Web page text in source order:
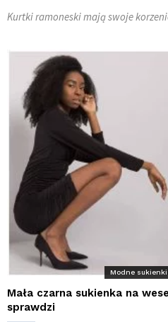
Kurtki ramoneski mają swoje
Modne
Mała czarna sukienka na
sprawdzi